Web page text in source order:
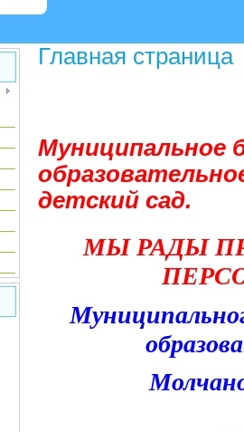
Главная страница
Муниципальное
детский сад.
МЫ РАДЫ